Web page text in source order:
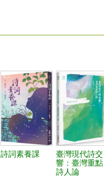
詩詞素養課
臺灣現代詩交
響：臺灣重點
詩人論